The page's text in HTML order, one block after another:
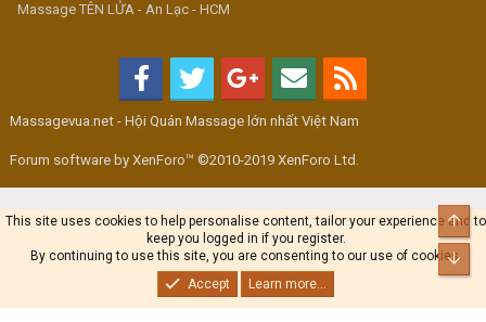
Massage TÊN LỬA - An Lạc - HCM
Massagevua.net - Hội Quán Massage lớn nhất Việt Nam
Forum software by XenForo™ ©2010-2019 XenForo Ltd.
This site uses cookies to help personalise content, tailor your experience and to
keep you logged in if you register.
By continuing to use this site, you are consenting to our use of cookies.
Accept
Learn more...
Top